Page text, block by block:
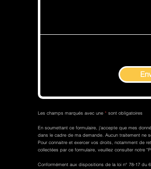
Les champs marqués avec une * sont obligatoires
En soumettant ce formulaire, j'accepte que mes
dans le cadre de ma demande. Aucun traitement ne
Pour connaitre et exercer vos droits, notamment de
collectées par ce formulaire, veuillez consulter notre
Conformément aux dispositions de la loi n° 78-17 du